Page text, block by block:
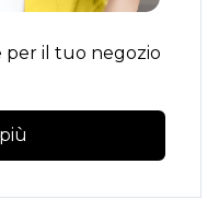
per il tuo negozio